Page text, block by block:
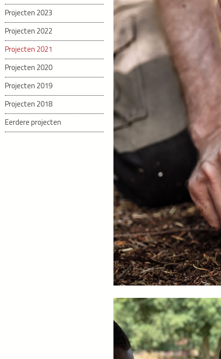
Projecten 2023
Projecten 2022
Projecten 2021
Projecten 2020
Projecten 2019
Projecten 2018
Eerdere projecten